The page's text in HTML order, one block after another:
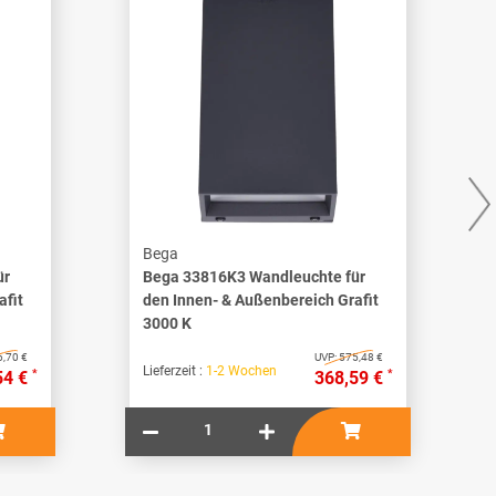
€
€ *
Bega
Bega 33816K3 Wandleuchte für
den Innen- & Außenbereich Grafit
3000 K
Lieferzeit : 1-2 Wochen
UVP:575,48 €
368,59 € *